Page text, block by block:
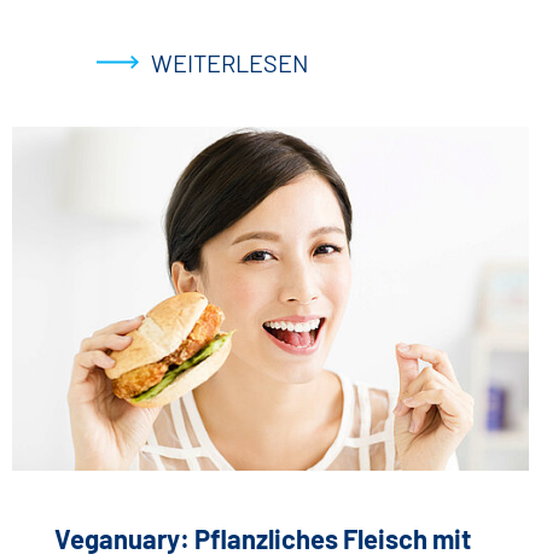
WEITERLESEN
Veganuary: Pflanzliches Fleisch mit